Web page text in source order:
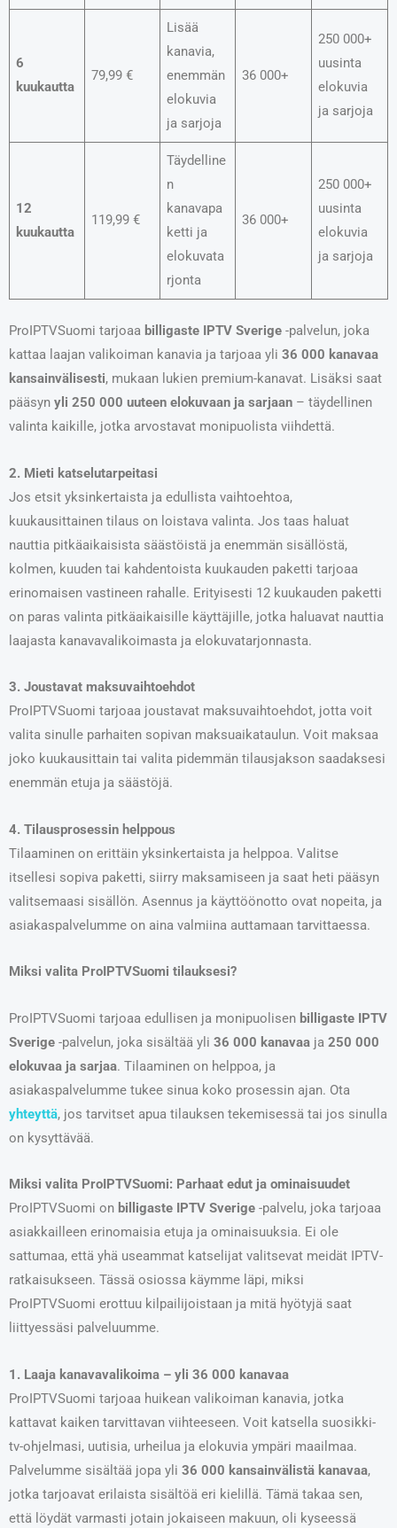
6
kuukautta
79,99 €
Lisää
kanavia,
enemmän
elokuvia
ja sarjoja
36 000+
250 000+
uusinta
elokuvia
ja sarjoja
12
kuukautta
119,99 €
Täydelline
n
kanavapa
ketti ja
elokuvata
rjonta
36 000+
250 000+
uusinta
elokuvia
ja sarjoja
ProIPTVSuomi tarjoaa billigaste IPTV Sverige -palvelun, joka
kattaa laajan valikoiman kanavia ja tarjoaa yli 36 000 kanavaa
kansainvälisesti, mukaan lukien premium-kanavat. Lisäksi saat
pääsyn yli 250 000 uuteen elokuvaan ja sarjaan – täydellinen
valinta kaikille, jotka arvostavat monipuolista viihdettä.
2. Mieti katselutarpeitasi
Jos etsit yksinkertaista ja edullista vaihtoehtoa,
kuukausittainen tilaus on loistava valinta. Jos taas haluat
nauttia pitkäaikaisista säästöistä ja enemmän sisällöstä,
kolmen, kuuden tai kahdentoista kuukauden paketti tarjoaa
erinomaisen vastineen rahalle. Erityisesti 12 kuukauden paketti
on paras valinta pitkäaikaisille käyttäjille, jotka haluavat nauttia
laajasta kanavavalikoimasta ja elokuvatarjonnasta.
3. Joustavat maksuvaihtoehdot
ProIPTVSuomi tarjoaa joustavat maksuvaihtoehdot, jotta voit
valita sinulle parhaiten sopivan maksuaikataulun. Voit maksaa
joko kuukausittain tai valita pidemmän tilausjakson saadaksesi
enemmän etuja ja säästöjä.
4. Tilausprosessin helppous
Tilaaminen on erittäin yksinkertaista ja helppoa. Valitse
itsellesi sopiva paketti, siirry maksamiseen ja saat heti pääsyn
valitsemaasi sisällön. Asennus ja käyttöönotto ovat nopeita, ja
asiakaspalvelumme on aina valmiina auttamaan tarvittaessa.
Miksi valita ProIPTVSuomi tilauksesi?
ProIPTVSuomi tarjoaa edullisen ja monipuolisen billigaste IPTV
Sverige -palvelun, joka sisältää yli 36 000 kanavaa ja 250 000
elokuvaa ja sarjaa. Tilaaminen on helppoa, ja
asiakaspalvelumme tukee sinua koko prosessin ajan. Ota
yhteyttä, jos tarvitset apua tilauksen tekemisessä tai jos sinulla
on kysyttävää.
Miksi valita ProIPTVSuomi: Parhaat edut ja ominaisuudet
ProIPTVSuomi on billigaste IPTV Sverige -palvelu, joka tarjoaa
asiakkailleen erinomaisia etuja ja ominaisuuksia. Ei ole
sattumaa, että yhä useammat katselijat valitsevat meidät IPTV-
ratkaisukseen. Tässä osiossa käymme läpi, miksi
ProIPTVSuomi erottuu kilpailijoistaan ja mitä hyötyjä saat
liittyessäsi palveluumme.
1. Laaja kanavavalikoima – yli 36 000 kanavaa
ProIPTVSuomi tarjoaa huikean valikoiman kanavia, jotka
kattavat kaiken tarvittavan viihteeseen. Voit katsella suosikki-
tv-ohjelmasi, uutisia, urheilua ja elokuvia ympäri maailmaa.
Palvelumme sisältää jopa yli 36 000 kansainvälistä kanavaa,
jotka tarjoavat erilaista sisältöä eri kielillä. Tämä takaa sen,
että löydät varmasti jotain jokaiseen makuun, oli kyseessä